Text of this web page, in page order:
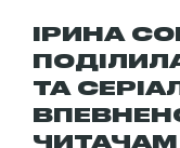
ІРИНА
ТА
ЧИТАЧАМ